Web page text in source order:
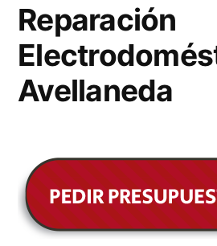
Reparación
Avellaneda